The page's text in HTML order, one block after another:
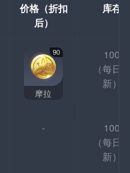
价格（折扣
后）
库存
90
摩拉
100
（每日
新）
-
100
（每日
新）